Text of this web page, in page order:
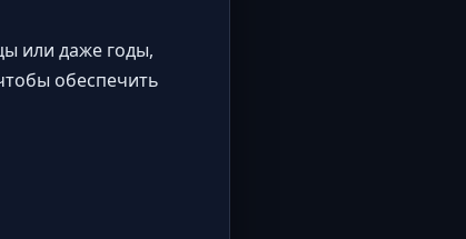
или даже годы,
обеспечить